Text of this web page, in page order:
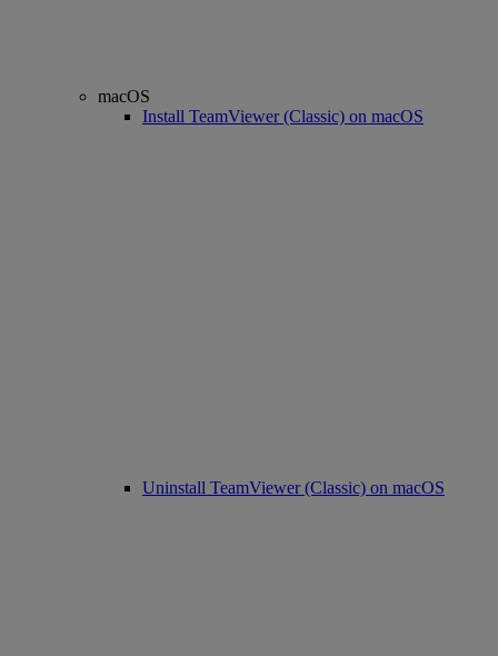
macOS
Install TeamViewer (Classic) on macOS
Uninstall TeamViewer (Classic) on macOS